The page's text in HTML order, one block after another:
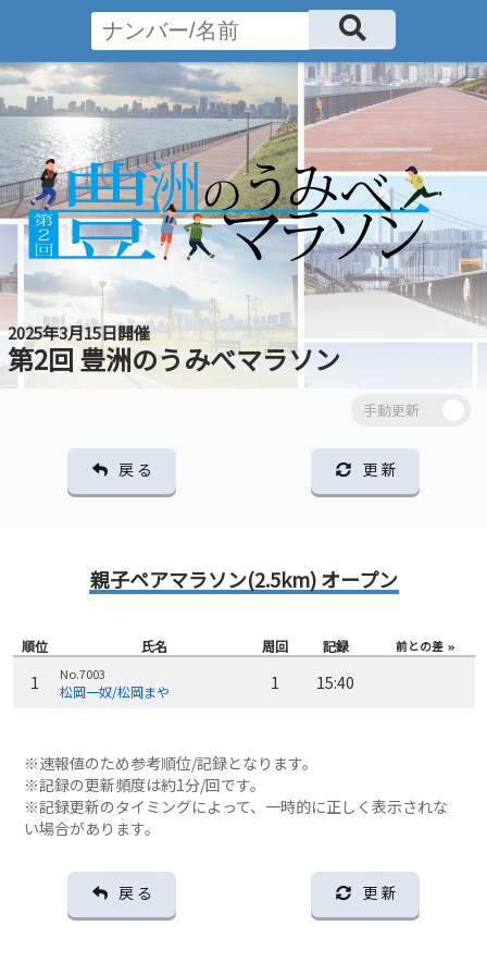
2025年3月15日開催
第2回 豊洲のうみべマラソン
戻 る 更 新
親子ペアマラソン(2.5km) オープン
順位 氏名 周回 記録 前との差
1 No.7003
松岡一奴/松岡まや 1 15:40
※速報値のため参考順位/記録となります。
※記録の更新頻度は約1分/回です。
※記録更新のタイミングによって、一時的に正しく表示されな
い場合があります。
戻 る 更 新